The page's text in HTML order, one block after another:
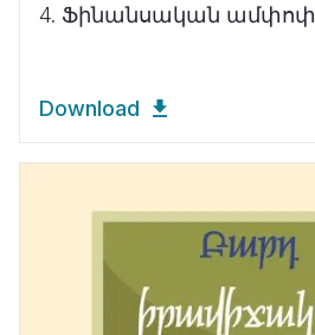
4. Ֆինանսական ամփոփ
Download